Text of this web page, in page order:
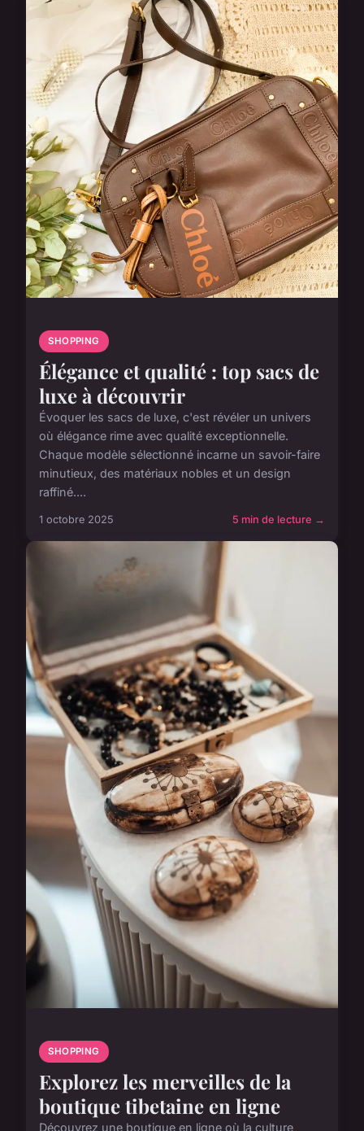
SHOPPING
Élégance et qualité : top sacs de
luxe à découvrir
Évoquer les sacs de luxe, c'est révéler un univers
où élégance rime avec qualité exceptionnelle.
Chaque modèle sélectionné incarne un savoir-faire
minutieux, des matériaux nobles et un design
raffiné....
1 octobre 2025 5 min de lecture →
SHOPPING
Explorez les merveilles de la
boutique tibetaine en ligne
Découvrez une boutique en ligne où la culture